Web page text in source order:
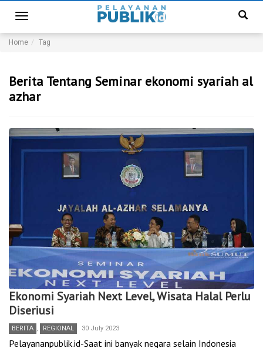
Toggle
navigation
Home Tag
Berita Tentang Seminar ekonomi syariah al
azhar
Ekonomi Syariah Next Level, Wisata Halal Perlu
Diseriusi
BERITA , REGIONAL 30 July 2023
Pelayananpublik.id-Saat ini banyak negara selain Indonesia